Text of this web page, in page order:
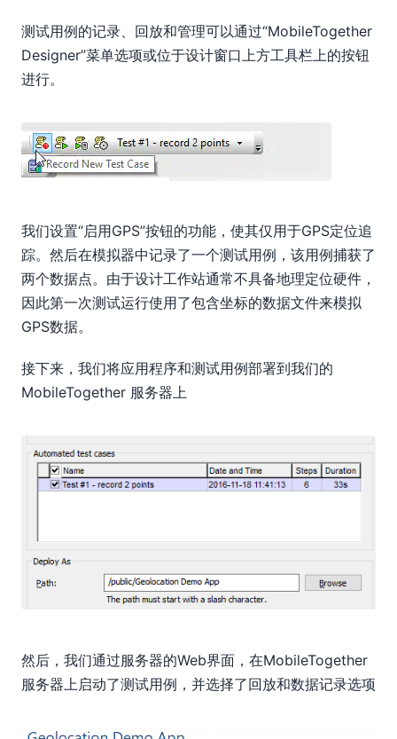
测试用例的记录、回放和管理可以通过“MobileTogether
Designer”菜单选项或位于设计窗口上方工具栏上的按钮
进行。
我们设置“启用GPS”按钮的功能，使其仅用于GPS定位追
踪。然后在模拟器中记录了一个测试用例，该用例捕获了
两个数据点。由于设计工作站通常不具备地理定位硬件，
因此第一次测试运行使用了包含坐标的数据文件来模拟
GPS数据。
接下来，我们将应用程序和测试用例部署到我们的
MobileTogether 服务器上
然后，我们通过服务器的Web界面，在MobileTogether
服务器上启动了测试用例，并选择了回放和数据记录选项